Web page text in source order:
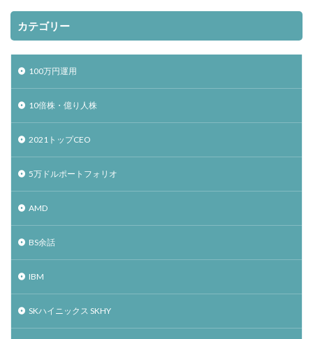
カテゴリー
100万円運用
10倍株・億り人株
2021トップCEO
5万ドルポートフォリオ
AMD
BS余話
IBM
SKハイニックス SKHY